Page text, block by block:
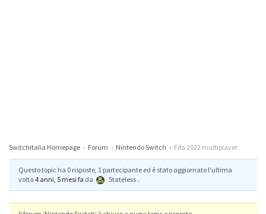
Switchitalia Homepage › Forum › Nintendo Switch › Fifa 2022 multiplayer
Questo topic ha 0 risposte, 1 partecipante ed è stato aggiornato l'ultima
volta 4 anni, 5 mesi fa da Stateless .